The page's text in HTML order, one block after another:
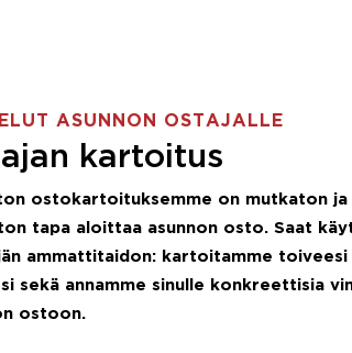
ASUNNON OSTAJALLE
kartoitus
ostokartoituksemme on mutkaton ja
tapa aloittaa asunnon osto. Saat
ammattitaidon: kartoitamme toiveesi
sekä annamme sinulle konkreettisia
ostoon.